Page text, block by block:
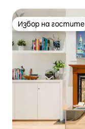
Избор на гостите
Избор на гостите